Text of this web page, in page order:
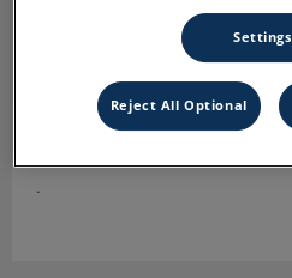
.
Settings
Reject All Optional